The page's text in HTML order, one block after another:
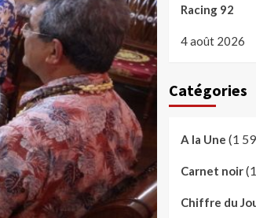
Racing 92
4 août 2026
Catégories
A la Une (1
Carnet noir
Chiffre du